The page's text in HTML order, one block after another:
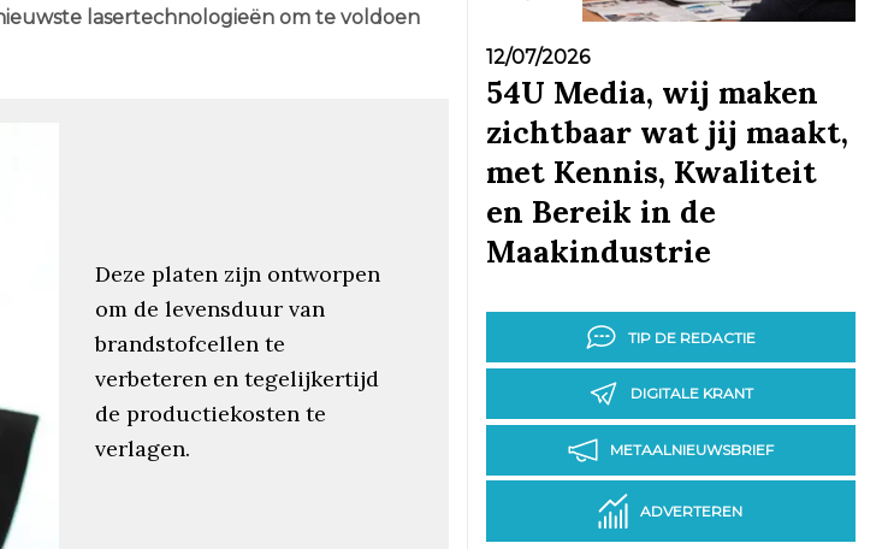
lasertechnologieën om te voldoen
Deze platen zijn ontworpen
om de levensduur van
brandstofcellen te
verbeteren en tegelijkertijd
de productiekosten te
verlagen.
12/07/2026
54U Media, wij maken
zichtbaar wat jij maakt,
met Kennis, Kwaliteit
en Bereik in de
Maakindustrie
TIP DE REDACTIE
DIGITALE KRANT
METAALNIEUWSBRIEF
ADVERTEREN